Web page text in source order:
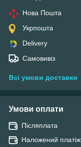
Нова Пошта
Укрпошта
Delivery
Самовивіз
Всі умови доставки
Умови оплати
Післяплата
Наложений платіж